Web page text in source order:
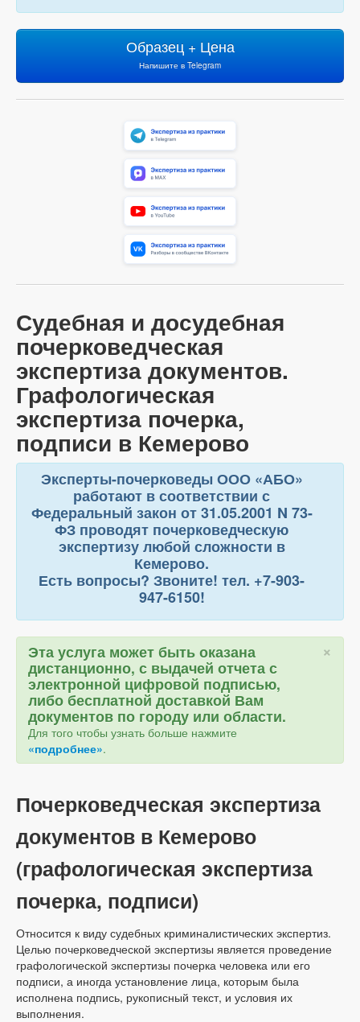
Образец + Цена
Напишите в Telegram
Судебная и досудебная
почерковедческая
экспертиза документов.
Графологическая
экспертиза почерка,
подписи в Кемерово
Эксперты-почерковеды ООО «АБО»
работают в соответствии с
Федеральный закон от 31.05.2001 N 73-
ФЗ проводят почерковедческую
экспертизу любой сложности в
Кемерово.
Есть вопросы? Звоните! тел. +7-903-
947-6150!
×
Эта услуга может быть оказана
дистанционно, с выдачей отчета с
электронной цифровой подписью,
либо бесплатной доставкой Вам
документов по городу или области.
Для того чтобы узнать больше нажмите
«подробнее».
Почерковедческая экспертиза
документов в Кемерово
(графологическая экспертиза
почерка, подписи)
Относится к виду судебных криминалистических экспертиз.
Целью почерковедческой экспертизы является проведение
графологической экспертизы почерка человека или его
подписи, а иногда установление лица, которым была
исполнена подпись, рукописный текст, и условия их
выполнения.